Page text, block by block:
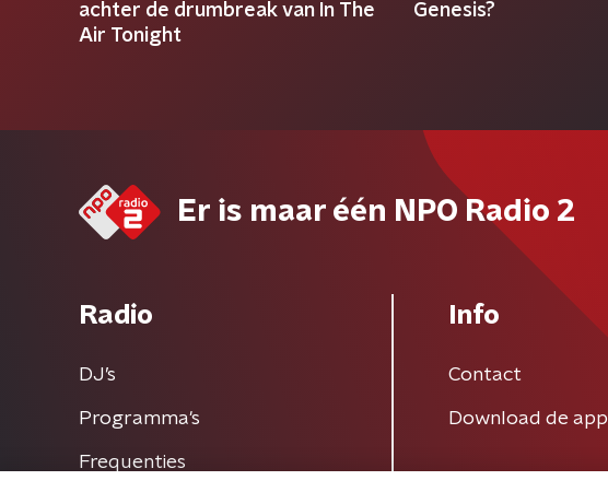
achter de drumbreak van In The
Air Tonight
Genesis?
Er is maar één NPO Radio 2
Radio
DJ’s
Programma's
Frequenties
Info
Contact
Download de app